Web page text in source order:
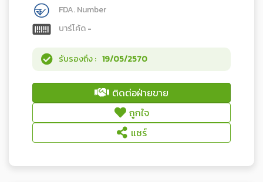
FDA. Number
บาร์โค้ด-
รับรองถึง : 19/05/2570
ติดต่อฝ่ายขาย
ถูกใจ
แชร์